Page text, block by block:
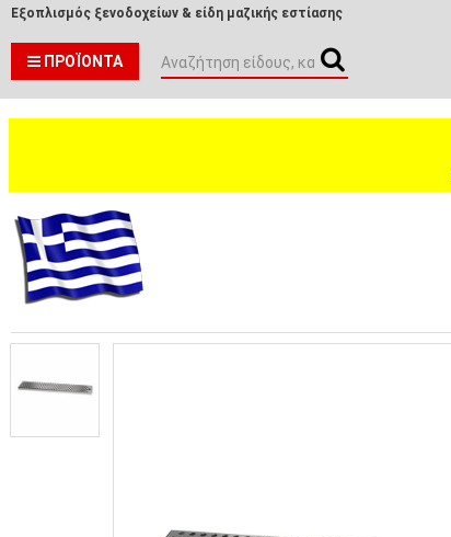
Εξοπλισμός ξενοδοχείων & είδη μαζικής εστίασης
ΠΡΟΪΌΝΤΑ